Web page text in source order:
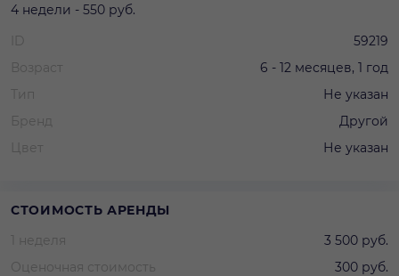
4 недели - 550 руб.
ID
59219
Возраст
6 - 12 месяцев, 1 год
Тип
Не указан
Бренд
Другой
Цвет
Не указан
СТОИМОСТЬ АРЕНДЫ
1 неделя
3 500 руб.
Оценочная стоимость
300 руб.